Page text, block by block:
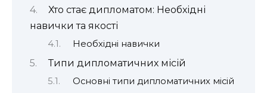
Хто стає дипломатом: Необхідні
навички та якості
Необхідні навички
Типи дипломатичних місій
Основні типи дипломатичних місій